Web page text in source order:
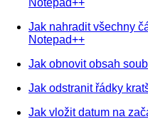
Jak nahradit všechny
Notepad++
Jak obnovit obsah
Jak odstranit řádky
Jak vložit datum na